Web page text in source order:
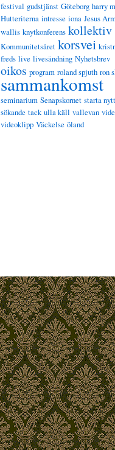
festival gudstjänst Göteborg harry
Hutteriterna intresse iona Jesus
wallis knytkonferens kollektiv
Kommunitetsåret korsvei
freds live livesändning Nyhetsbrev
oikos program roland spjuth ron
sammankomst
seminarium Senapskornet starta nytt
sökande tack ulla käll vallevan
videoklipp Väckelse öland